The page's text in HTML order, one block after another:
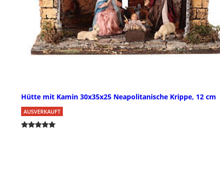
Hütte mit Kamin 30x35x25 Neapolitanische Krippe, 12 cm
AUSVERKAUFT